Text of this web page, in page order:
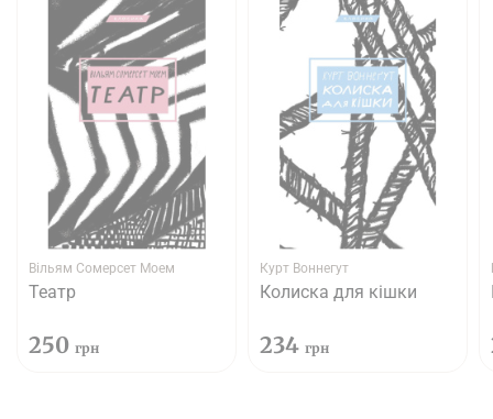
Вільям Сомерсет Моем
Театр
250 грн
Курт Воннегут
Колиска для кішки
234 грн